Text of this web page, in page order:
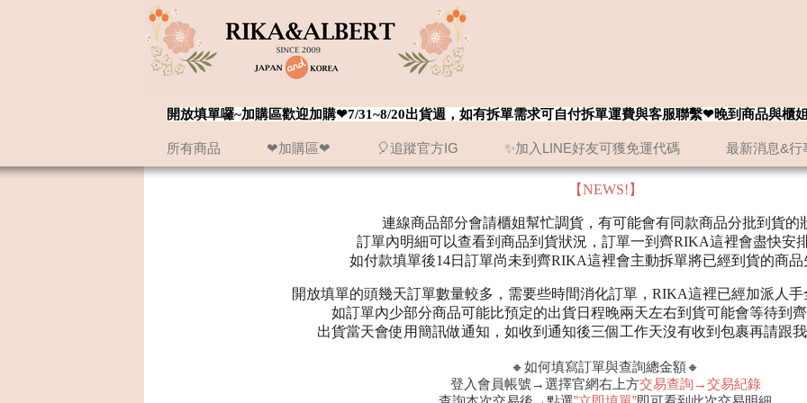
所有商品 ❤加購區❤ 🎈追蹤官方IG ✨加入LINE好友可獲免運代碼 最新消息&行
開放填單囉~加購區歡迎加購❤7/31~8/20出貨週，如有拆單需求可自付拆單運費與客服聯繫❤晚到商品與櫃